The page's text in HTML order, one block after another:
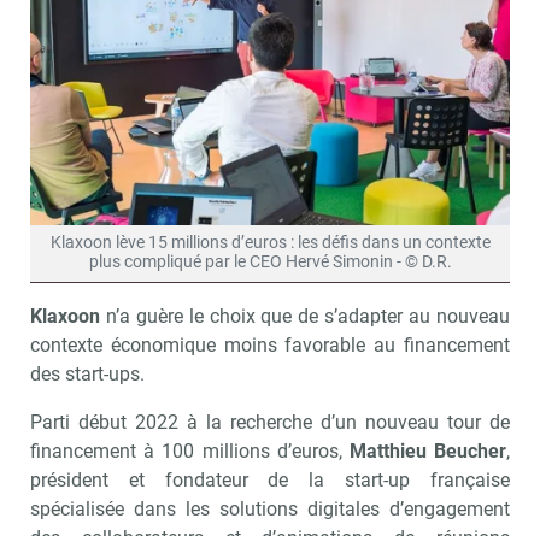
Klaxoon lève 15 millions d’euros : les défis dans un contexte
plus compliqué par le CEO Hervé Simonin - © D.R.
Klaxoon n’a guère le choix que de s’adapter au nouveau
contexte économique moins favorable au financement
des start-ups.
Parti début 2022 à la recherche d’un nouveau tour de
financement à 100 millions d’euros, Matthieu Beucher,
président et fondateur de la start-up française
spécialisée dans les solutions digitales d’engagement